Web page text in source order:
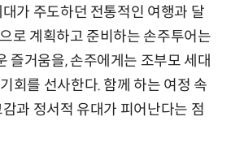
가 주도하던 전통적인 여행과 달
로 계획하고 준비하는 손주투어는
즐거움을, 손주에게는 조부모 세대
회를 선사한다. 함께 하는 여정 속
과 정서적 유대가 피어난다는 점